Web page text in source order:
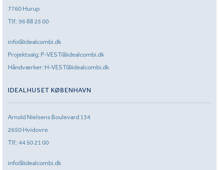
7760 Hurup
Tlf.:96 88 25 00
info@idealcombi.dk
Projektsalg: P-VEST@idealcombi.dk
Håndværker: H-VEST@idealcombi.dk
IDEALHUSET KØBENHAVN
Arnold Nielsens Boulevard 134
2650 Hvidovre
Tlf.:44 50 21 00
info@idealcombi.dk